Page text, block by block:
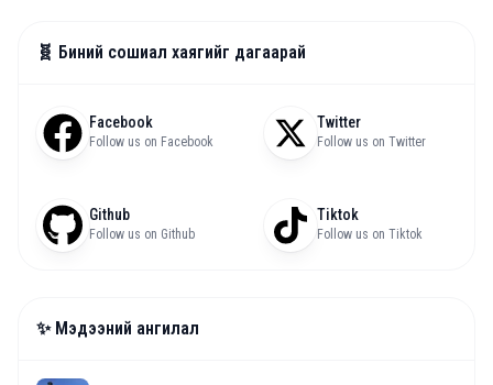
🧬 Биний сошиал хаягийг дагаарай
Facebook
Follow us on Facebook
Twitter
Follow us on Twitter
Github
Follow us on Github
Tiktok
Follow us on Tiktok
✨ Мэдээний ангилал